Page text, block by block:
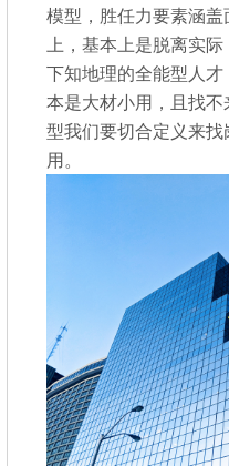
模型，胜任力要素涵
上，基本上是脱离实
下知地理的全能型人
本是大材小用，且找
型我们要切合定义来
用。